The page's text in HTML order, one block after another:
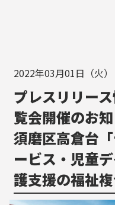
2022年03月01日（火）
プレスリリー
覧会開催のお
須磨区高倉台
ービス・児童
護⽀援の福祉